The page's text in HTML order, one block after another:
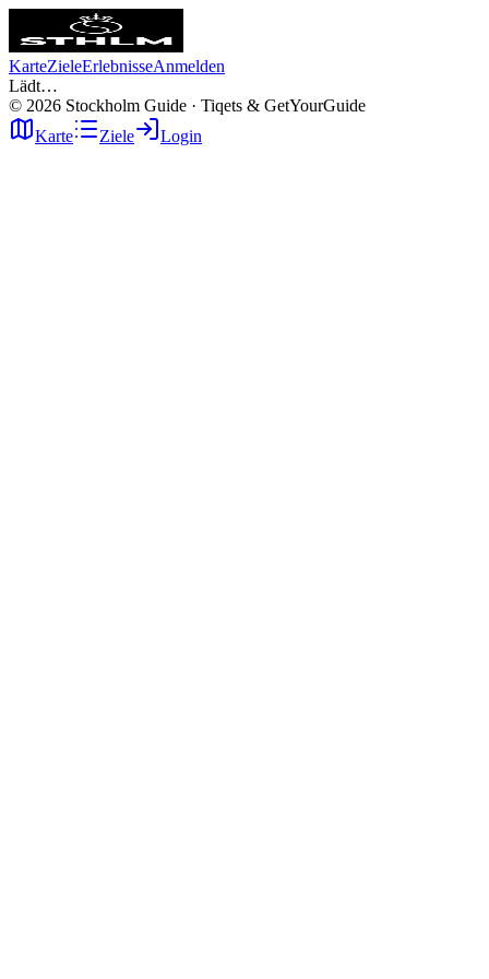
KarteZieleErlebnisseAnmelden
Lädt…
© 2026 Stockholm Guide · Tiqets & GetYourGuide
Karte
Ziele Login